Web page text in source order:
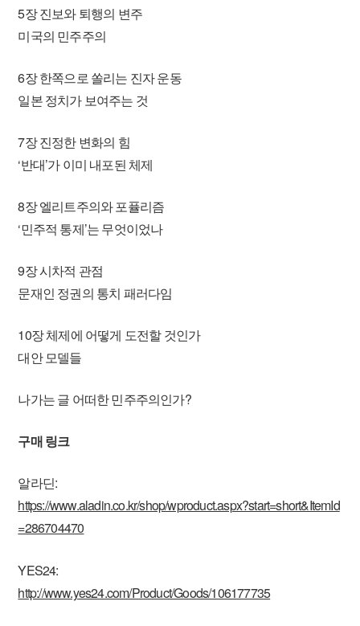
5장 진보와 퇴행의 변주
미국의 민주주의
6장 한쪽으로 쏠리는 진자 운동
일본 정치가 보여주는 것
7장 진정한 변화의 힘
‘반대’가 이미 내포된 체제
8장 엘리트주의와 포퓰리즘
‘민주적 통제’는 무엇이었나
9장 시차적 관점
문재인 정권의 통치 패러다임
10장 체제에 어떻게 도전할 것인가
대안 모델들
나가는 글 어떠한 민주주의인가?
구매 링크
알라딘:
https://www.aladin.co.kr/shop/wproduct.aspx?start=short&ItemId
=286704470
YES24:
http://www.yes24.com/Product/Goods/106177735